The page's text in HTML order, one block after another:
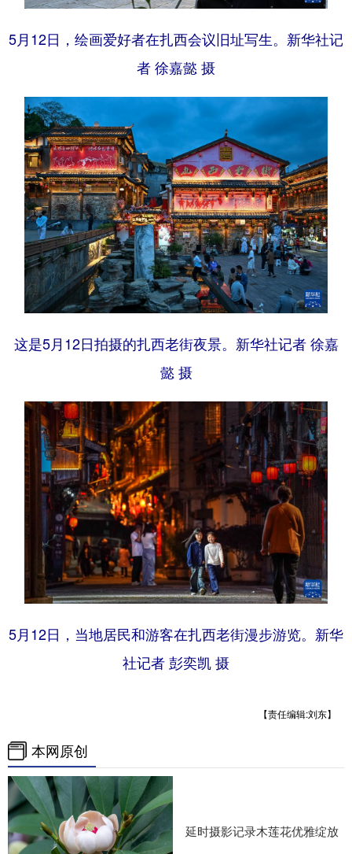
5月12日，绘画爱好者在扎西会议旧址写生。新华社记
者 徐嘉懿 摄
这是5月12日拍摄的扎西老街夜景。新华社记者 徐嘉
懿 摄
5月12日，当地居民和游客在扎西老街漫步游览。新华
社记者 彭奕凯 摄
【责任编辑:刘东】
本网原创
延时摄影记录木莲花优雅绽放